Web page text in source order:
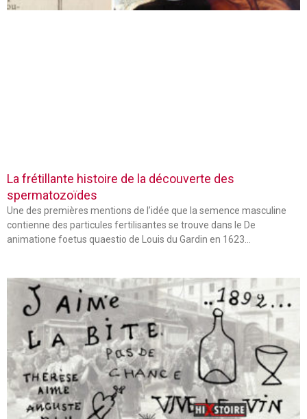
La frétillante histoire de la découverte des
spermatozoïdes
Une des premières mentions de l’idée que la semence masculine
contienne des particules fertilisantes se trouve dans le De
animatione foetus quaestio de Louis du Gardin en 1623…